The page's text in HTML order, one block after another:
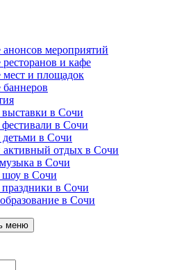
мероприятий
и кафе
мест и площадок
в Сочи
в Сочи
детьми в Сочи
активный отдых в Сочи
в Сочи
шоу в Сочи
в Сочи
в Сочи
меню